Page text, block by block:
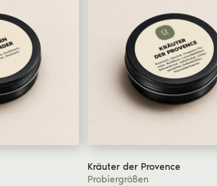
Kräuter der Provence
Probiergrößen